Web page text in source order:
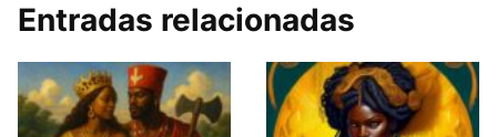
Entradas relacionadas